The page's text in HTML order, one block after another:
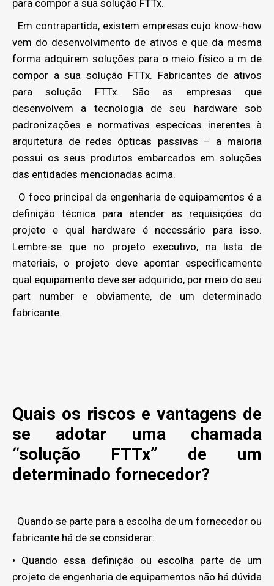
para compor a sua solução FTTx.
Em contrapartida, existem empresas cujo know-how
vem do desenvolvimento de ativos e que da mesma
forma adquirem soluções para o meio físico a m de
compor a sua solução FTTx. Fabricantes de ativos
para solução FTTx. São as empresas que
desenvolvem a tecnologia de seu hardware sob
padronizações e normativas especícas inerentes à
arquitetura de redes ópticas passivas – a maioria
possui os seus produtos embarcados em soluções
das entidades mencionadas acima.
O foco principal da engenharia de equipamentos é a
definição técnica para atender as requisições do
projeto e qual hardware é necessário para isso.
Lembre-se que no projeto executivo, na lista de
materiais, o projeto deve apontar especificamente
qual equipamento deve ser adquirido, por meio do seu
part number e obviamente, de um determinado
fabricante.
Quais os riscos e vantagens de
se adotar uma chamada
“solução FTTx” de um
determinado fornecedor?
Quando se parte para a escolha de um fornecedor ou
fabricante há de se considerar:
• Quando essa definição ou escolha parte de um
projeto de engenharia de equipamentos não há dúvida